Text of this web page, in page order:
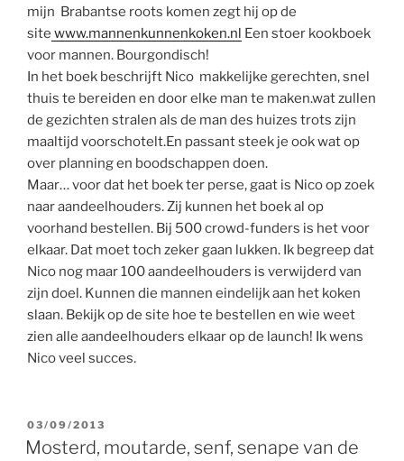
mijn Brabantse roots komen zegt hij op de
site www.mannenkunnenkoken.nl Een stoer kookboek
voor mannen. Bourgondisch!
In het boek beschrijft Nico makkelijke gerechten, snel
thuis te bereiden en door elke man te maken.wat zullen
de gezichten stralen als de man des huizes trots zijn
maaltijd voorschotelt.En passant steek je ook wat op
over planning en boodschappen doen.
Maar… voor dat het boek ter perse, gaat is Nico op zoek
naar aandeelhouders. Zij kunnen het boek al op
voorhand bestellen. Bij 500 crowd-funders is het voor
elkaar. Dat moet toch zeker gaan lukken. Ik begreep dat
Nico nog maar 100 aandeelhouders is verwijderd van
zijn doel. Kunnen die mannen eindelijk aan het koken
slaan. Bekijk op de site hoe te bestellen en wie weet
zien alle aandeelhouders elkaar op de launch! Ik wens
Nico veel succes.
GEPLAATST
OP
03/09/2013
Mosterd, moutarde, senf, senape van de